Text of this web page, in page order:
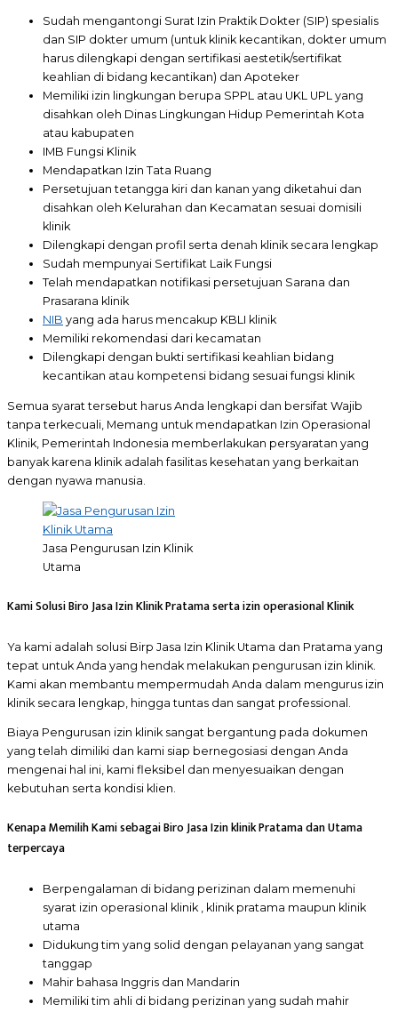
Sudah mengantongi Surat Izin Praktik Dokter (SIP) spesialis
dan SIP dokter umum (untuk klinik kecantikan, dokter umum
harus dilengkapi dengan sertifikasi aestetik/sertifikat
keahlian di bidang kecantikan) dan Apoteker
Memiliki izin lingkungan berupa SPPL atau UKL UPL yang
disahkan oleh Dinas Lingkungan Hidup Pemerintah Kota
atau kabupaten
IMB Fungsi Klinik
Mendapatkan Izin Tata Ruang
Persetujuan tetangga kiri dan kanan yang diketahui dan
disahkan oleh Kelurahan dan Kecamatan sesuai domisili
klinik
Dilengkapi dengan profil serta denah klinik secara lengkap
Sudah mempunyai Sertifikat Laik Fungsi
Telah mendapatkan notifikasi persetujuan Sarana dan
Prasarana klinik
NIB yang ada harus mencakup KBLI klinik
Memiliki rekomendasi dari kecamatan
Dilengkapi dengan bukti sertifikasi keahlian bidang
kecantikan atau kompetensi bidang sesuai fungsi klinik
Semua syarat tersebut harus Anda lengkapi dan bersifat Wajib
tanpa terkecuali, Memang untuk mendapatkan Izin Operasional
Klinik, Pemerintah Indonesia memberlakukan persyaratan yang
banyak karena klinik adalah fasilitas kesehatan yang berkaitan
dengan nyawa manusia.
Jasa Pengurusan Izin Klinik
Utama
Kami Solusi Biro Jasa Izin Klinik Pratama serta izin operasional Klinik
Ya kami adalah solusi Birp Jasa Izin Klinik Utama dan Pratama yang
tepat untuk Anda yang hendak melakukan pengurusan izin klinik.
Kami akan membantu mempermudah Anda dalam mengurus izin
klinik secara lengkap, hingga tuntas dan sangat professional.
Biaya Pengurusan izin klinik sangat bergantung pada dokumen
yang telah dimiliki dan kami siap bernegosiasi dengan Anda
mengenai hal ini, kami fleksibel dan menyesuaikan dengan
kebutuhan serta kondisi klien.
Kenapa Memilih Kami sebagai Biro Jasa Izin klinik Pratama dan Utama
terpercaya
Berpengalaman di bidang perizinan dalam memenuhi
syarat izin operasional klinik , klinik pratama maupun klinik
utama
Didukung tim yang solid dengan pelayanan yang sangat
tanggap
Mahir bahasa Inggris dan Mandarin
Memiliki tim ahli di bidang perizinan yang sudah mahir